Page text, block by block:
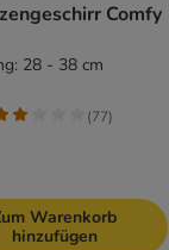
Comfy
28 - 38 cm
(77)
Warenkorb
hinzufügen